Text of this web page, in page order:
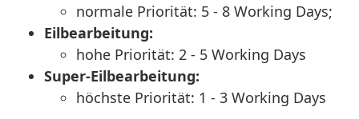
normale Priorität: 5 - 8 Working Days;
Eilbearbeitung:
hohe Priorität: 2 - 5 Working Days
Super-Eilbearbeitung:
höchste Priorität: 1 - 3 Working Days